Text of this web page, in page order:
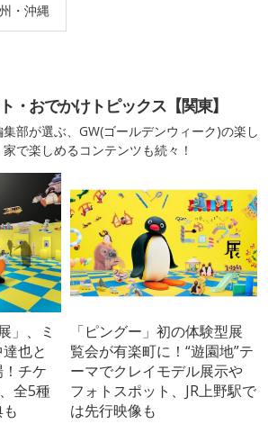
・沖縄
・おでかけトピックス【関東】
部が選ぶ、GW(ゴールデンウィーク)の楽し
で楽しめるコンテンツも続々！
」、ミ
也と
チケ
全5種
「ピングー」初の体験型展
覧会が有楽町に！“遊園地”テ
ーマでクレイモデル展示や
フォトスポット、JR上野駅で
は先行映像も